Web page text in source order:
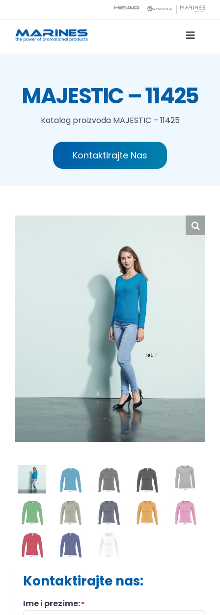
content
Toggle
Tehnologije tiska
MAJESTIC – 11425
Katalog proizvoda MAJESTIC – 11425
Kontaktirajte Nas
Kontaktirajte nas:
Ime i prezime:*